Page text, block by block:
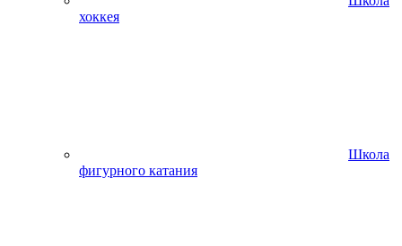
хоккея
Школа
фигурного катания